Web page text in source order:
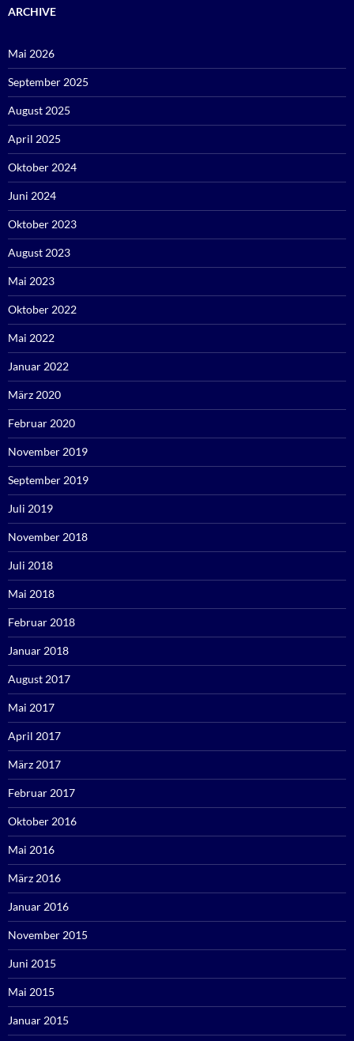
ARCHIVE
Mai 2026
September 2025
August 2025
April 2025
Oktober 2024
Juni 2024
Oktober 2023
August 2023
Mai 2023
Oktober 2022
Mai 2022
Januar 2022
März 2020
Februar 2020
November 2019
September 2019
Juli 2019
November 2018
Juli 2018
Mai 2018
Februar 2018
Januar 2018
August 2017
Mai 2017
April 2017
März 2017
Februar 2017
Oktober 2016
Mai 2016
März 2016
Januar 2016
November 2015
Juni 2015
Mai 2015
Januar 2015